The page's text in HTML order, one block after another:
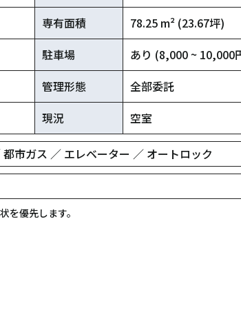
専有面積 78.25 m² (23.67坪)
駐車場 あり (8,000 ~ 10,000
管理形態 全部委託
現況 空室
市ガス ／ エレベーター ／ オートロック
優先します。